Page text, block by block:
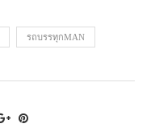
รถบรรทุกMAN